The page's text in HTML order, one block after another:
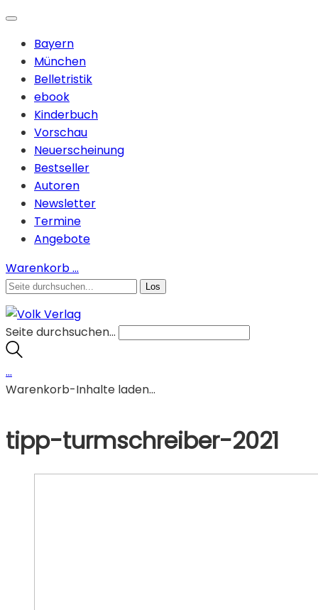
Bayern
München
Belletristik
ebook
Kinderbuch
Vorschau
Neuerscheinung
Bestseller
Autoren
Newsletter
Termine
Angebote
Warenkorb…
Seite durchsuchen...
…
Warenkorb-Inhalte laden...
tipp-turmschreiber-2021